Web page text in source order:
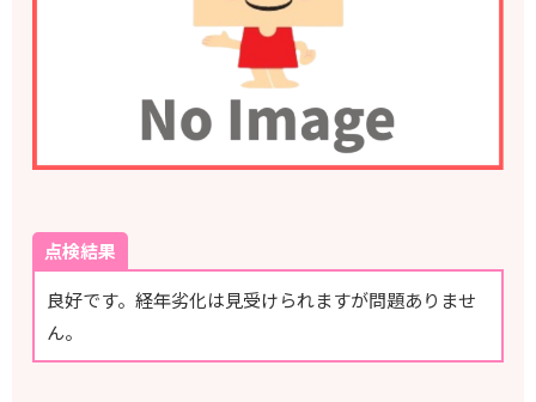
点検結果
良好です。経年劣化は見受けられますが問題ありませ
ん。